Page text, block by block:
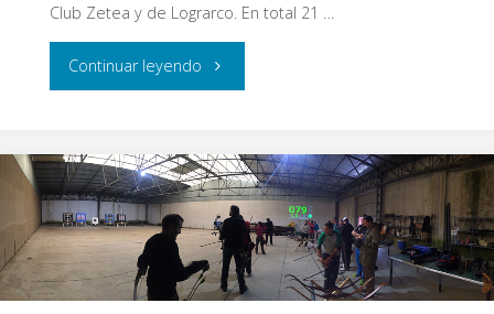
Club Zetea y de Lograrco. En total 21 …
Continuar leyendo
Eypos
Aire
Libre
2016"